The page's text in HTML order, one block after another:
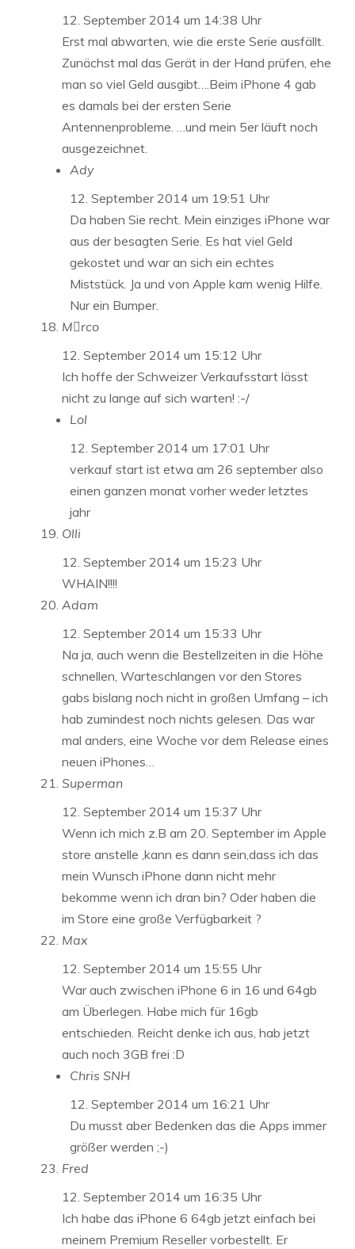
12. September 2014 um 14:38 Uhr
Erst mal abwarten, wie die erste Serie ausfällt.
Zunächst mal das Gerät in der Hand prüfen, ehe
man so viel Geld ausgibt….Beim iPhone 4 gab
es damals bei der ersten Serie
Antennenprobleme. …und mein 5er läuft noch
ausgezeichnet.
Ady
12. September 2014 um 19:51 Uhr
Da haben Sie recht. Mein einziges iPhone war
aus der besagten Serie. Es hat viel Geld
gekostet und war an sich ein echtes
Miststück. Ja und von Apple kam wenig Hilfe.
Nur ein Bumper.
Mrco
12. September 2014 um 15:12 Uhr
Ich hoffe der Schweizer Verkaufsstart lässt
nicht zu lange auf sich warten! :-/
Lol
12. September 2014 um 17:01 Uhr
verkauf start ist etwa am 26 september also
einen ganzen monat vorher weder letztes
jahr
Olli
12. September 2014 um 15:23 Uhr
WHAIN!!!!
Adam
12. September 2014 um 15:33 Uhr
Na ja, auch wenn die Bestellzeiten in die Höhe
schnellen, Warteschlangen vor den Stores
gabs bislang noch nicht in großen Umfang – ich
hab zumindest noch nichts gelesen. Das war
mal anders, eine Woche vor dem Release eines
neuen iPhones…
Superman
12. September 2014 um 15:37 Uhr
Wenn ich mich z.B am 20. September im Apple
store anstelle ,kann es dann sein,dass ich das
mein Wunsch iPhone dann nicht mehr
bekomme wenn ich dran bin? Oder haben die
im Store eine große Verfügbarkeit ?
Max
12. September 2014 um 15:55 Uhr
War auch zwischen iPhone 6 in 16 und 64gb
am Überlegen. Habe mich für 16gb
entschieden. Reicht denke ich aus, hab jetzt
auch noch 3GB frei :D
Chris SNH
12. September 2014 um 16:21 Uhr
Du musst aber Bedenken das die Apps immer
größer werden ;-)
Fred
12. September 2014 um 16:35 Uhr
Ich habe das iPhone 6 64gb jetzt einfach bei
meinem Premium Reseller vorbestellt. Er